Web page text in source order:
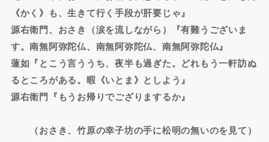
《かく》も、生きて行く手段が肝要じゃ』
源右衛門、おさき（涙を流しながら）『有難うございま
す。南無阿弥陀仏、南無阿弥陀仏、南無阿弥陀仏』
蓮如『とこう言ううち、夜半も過ぎた。どれもう一軒訪ぬ
るところがある。暇《いとま》としよう』
源右衛門『もうお帰りでござりまするか』
（おさき、竹原の幸子坊の手に松明の無いのを見て）